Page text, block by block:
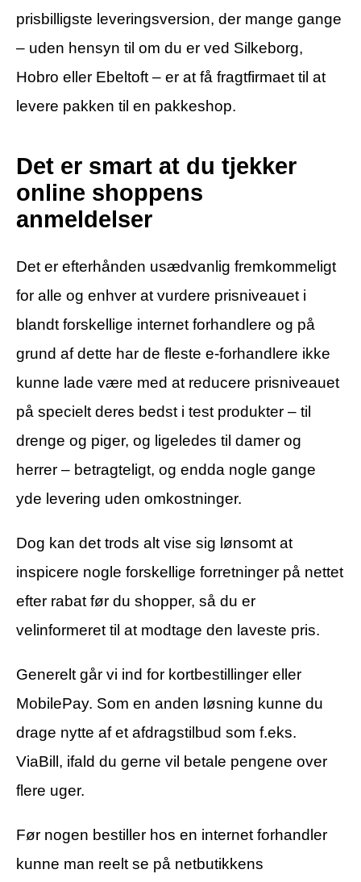
prisbilligste leveringsversion, der mange gange
– uden hensyn til om du er ved Silkeborg,
Hobro eller Ebeltoft – er at få fragtfirmaet til at
levere pakken til en pakkeshop.
Det er smart at du tjekker
online shoppens
anmeldelser
Det er efterhånden usædvanlig fremkommeligt
for alle og enhver at vurdere prisniveauet i
blandt forskellige internet forhandlere og på
grund af dette har de fleste e-forhandlere ikke
kunne lade være med at reducere prisniveauet
på specielt deres bedst i test produkter – til
drenge og piger, og ligeledes til damer og
herrer – betragteligt, og endda nogle gange
yde levering uden omkostninger.
Dog kan det trods alt vise sig lønsomt at
inspicere nogle forskellige forretninger på nettet
efter rabat før du shopper, så du er
velinformeret til at modtage den laveste pris.
Generelt går vi ind for kortbestillinger eller
MobilePay. Som en anden løsning kunne du
drage nytte af et afdragstilbud som f.eks.
ViaBill, ifald du gerne vil betale pengene over
flere uger.
Før nogen bestiller hos en internet forhandler
kunne man reelt se på netbutikkens